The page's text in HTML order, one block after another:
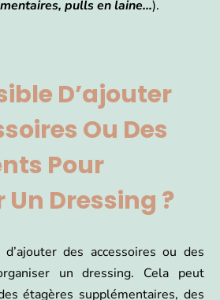
pulls en laine…).
D’ajouter
Ou Des
Pour
Dressing ?
des accessoires ou des
un dressing. Cela peut
étagères supplémentaires, des